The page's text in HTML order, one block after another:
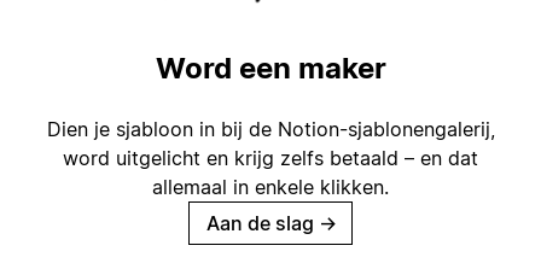
Word een maker
Dien je sjabloon in bij de Notion-sjablonengalerij,
word uitgelicht en krijg zelfs betaald – en dat
allemaal in enkele klikken.
Aan de slag →